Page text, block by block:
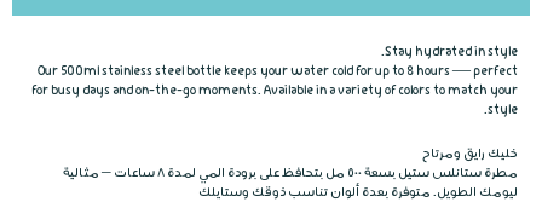
Stay hydrated in style.
Our 500ml stainless steel bottle keeps your water cold for up to 8 hours — perfect
for busy days and on-the-go moments. Available in a variety of colors to match your
style.
خليك رايق ومرتاح
مطرة ستانلس ستيل بسعة ٥٠٠ مل بتحافظ على برودة المي لمدة ٨ ساعات – مثالية
ليومك الطويل. متوفرة بعدة ألوان تناسب ذوقك وستايلك